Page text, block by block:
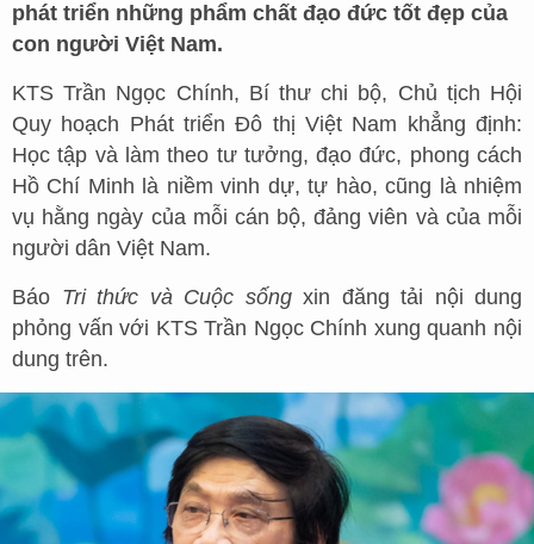
phát triển những phẩm chất đạo đức tốt đẹp của
con người Việt Nam.
KTS Trần Ngọc Chính, Bí thư chi bộ, Chủ tịch Hội
Quy hoạch Phát triển Đô thị Việt Nam khẳng định:
Học tập và làm theo tư tưởng, đạo đức, phong cách
Hồ Chí Minh là niềm vinh dự, tự hào, cũng là nhiệm
vụ hằng ngày của mỗi cán bộ, đảng viên và của mỗi
người dân Việt Nam.
Báo Tri thức và Cuộc sốngxin đăng tải nội dung
phỏng vấn với KTS Trần Ngọc Chính xung quanh nội
dung trên.